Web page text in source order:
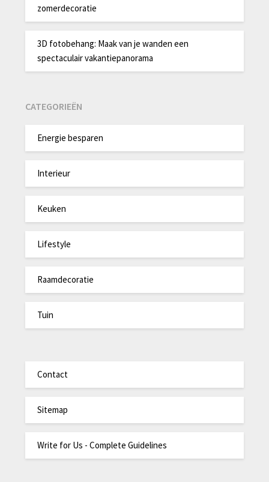
zomerdecoratie
3D fotobehang: Maak van je wanden een
spectaculair vakantiepanorama
CATEGORIEËN
Energie besparen
Interieur
Keuken
Lifestyle
Raamdecoratie
Tuin
Contact
Sitemap
Write for Us - Complete Guidelines